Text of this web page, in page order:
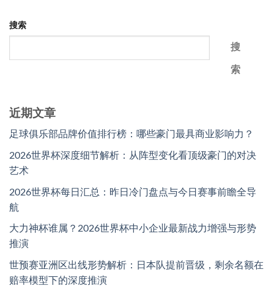
搜索
搜
索
近期文章
足球俱乐部品牌价值排行榜：哪些豪门最具商业影响力？
2026世界杯深度细节解析：从阵型变化看顶级豪门的对决
艺术
2026世界杯每日汇总：昨日冷门盘点与今日赛事前瞻全导
航
大力神杯谁属？2026世界杯中小企业最新战力增强与形势
推演
世预赛亚洲区出线形势解析：日本队提前晋级，剩余名额在
赔率模型下的深度推演